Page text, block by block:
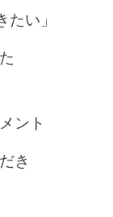
たい」
ント
き